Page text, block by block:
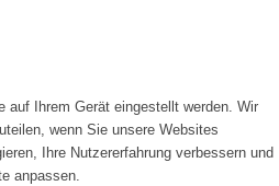
auf Ihrem Gerät eingestellt werden. Wir
wenn Sie unsere Websites
Ihre Nutzererfahrung verbessern und
anpassen.